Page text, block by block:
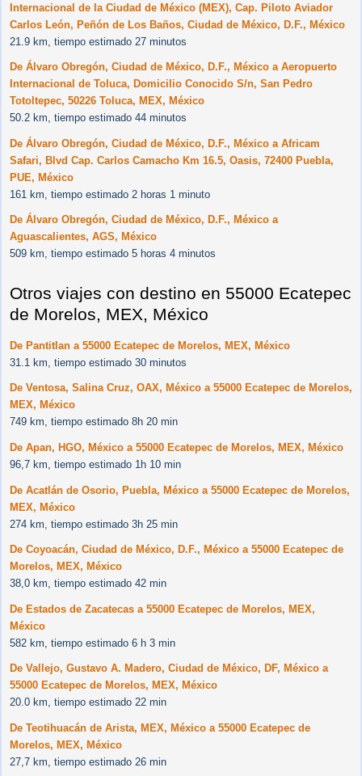
Internacional de la Ciudad de México (MEX), Cap. Piloto Aviador
Carlos León, Peñón de Los Baños, Ciudad de México, D.F., México
21.9 km, tiempo estimado 27 minutos
De Álvaro Obregón, Ciudad de México, D.F., México a Aeropuerto
Internacional de Toluca, Domicilio Conocido S/n, San Pedro
Totoltepec, 50226 Toluca, MEX, México
50.2 km, tiempo estimado 44 minutos
De Álvaro Obregón, Ciudad de México, D.F., México a Africam
Safari, Blvd Cap. Carlos Camacho Km 16.5, Oasis, 72400 Puebla,
PUE, México
161 km, tiempo estimado 2 horas 1 minuto
De Álvaro Obregón, Ciudad de México, D.F., México a
Aguascalientes, AGS, México
509 km, tiempo estimado 5 horas 4 minutos
Otros viajes con destino en 55000 Ecatepec
de Morelos, MEX, México
De Pantitlan a 55000 Ecatepec de Morelos, MEX, México
31.1 km, tiempo estimado 30 minutos
De Ventosa, Salina Cruz, OAX, México a 55000 Ecatepec de Morelos,
MEX, México
749 km, tiempo estimado 8h 20 min
De Apan, HGO, México a 55000 Ecatepec de Morelos, MEX, México
96,7 km, tiempo estimado 1h 10 min
De Acatlán de Osorio, Puebla, México a 55000 Ecatepec de Morelos,
MEX, México
274 km, tiempo estimado 3h 25 min
De Coyoacán, Ciudad de México, D.F., México a 55000 Ecatepec de
Morelos, MEX, México
38,0 km, tiempo estimado 42 min
De Estados de Zacatecas a 55000 Ecatepec de Morelos, MEX,
México
582 km, tiempo estimado 6 h 3 min
De Vallejo, Gustavo A. Madero, Ciudad de México, DF, México a
55000 Ecatepec de Morelos, MEX, México
20.0 km, tiempo estimado 22 min
De Teotihuacán de Arista, MEX, México a 55000 Ecatepec de
Morelos, MEX, México
27,7 km, tiempo estimado 26 min